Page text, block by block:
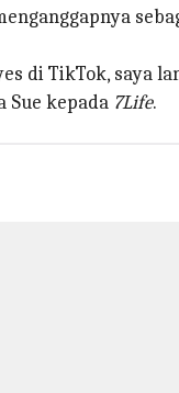
di TikTok, saya
Sue kepada 7Life.